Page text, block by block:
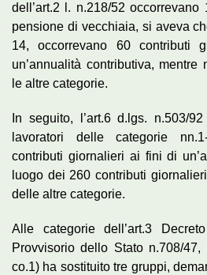
dell’art.2 l. n.218/52
pensione di vecchiaia, si aveva
14, occorrevano 60 contributi
un’annualità contributiva,
le altre categorie.
In seguito, l’art.6 d.lgs. n.503/
lavoratori delle categorie
contributi giornalieri ai fini di
luogo dei 260 contributi
delle altre categorie.
Alle categorie dell’art.3
Provvisorio dello Stato n.708/
co.1) ha sostituito tre gruppi,